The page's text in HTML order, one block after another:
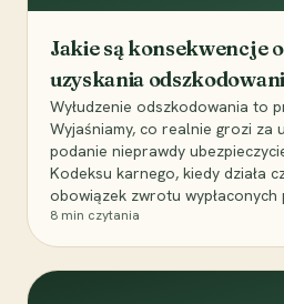
Jakie są konsekwencje
uzyskania
Wyłudzenie odszkodowania to
Wyjaśniamy, co realnie grozi za
podanie nieprawdy
Kodeksu karnego, kiedy działa
obowiązek zwrotu wypłaconych
8 min czytania